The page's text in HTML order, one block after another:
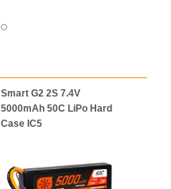
Smart G2 2S 7.4V
5000mAh 50C LiPo Hard
Case IC5